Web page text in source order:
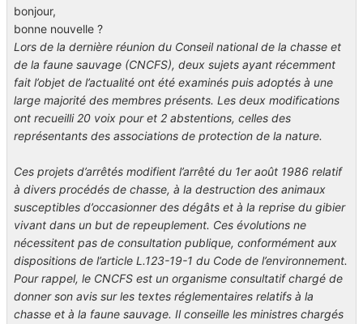
bonjour,
bonne nouvelle ?
Lors de la dernière réunion du Conseil national de la chasse et
de la faune sauvage (CNCFS), deux sujets ayant récemment
fait l’objet de l’actualité ont été examinés puis adoptés à une
large majorité des membres présents. Les deux modifications
ont recueilli 20 voix pour et 2 abstentions, celles des
représentants des associations de protection de la nature.
Ces projets d’arrêtés modifient l’arrêté du 1er août 1986 relatif
à divers procédés de chasse, à la destruction des animaux
susceptibles d’occasionner des dégâts et à la reprise du gibier
vivant dans un but de repeuplement. Ces évolutions ne
nécessitent pas de consultation publique, conformément aux
dispositions de l’article L.123-19-1 du Code de l’environnement.
Pour rappel, le CNCFS est un organisme consultatif chargé de
donner son avis sur les textes réglementaires relatifs à la
chasse et à la faune sauvage. Il conseille les ministres chargés